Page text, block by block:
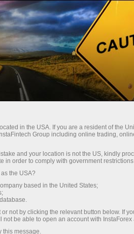
Kontes
Trader
tahun hingga$75.000!
in the USA. If you are a resident of the
Group including online trading,
and your location is not the US, kindly
in order to comply with government
the USA?
based in the United States;
not by clicking the relevant button below. If
be able to open an account with InstaForex
this message.